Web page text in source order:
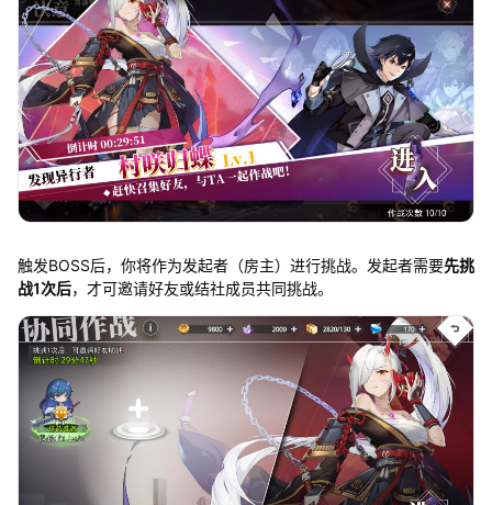
触发BOSS后，你将作为发起者（房主）进行挑战。发起者需要先挑
战1次后，才可邀请好友或结社成员共同挑战。